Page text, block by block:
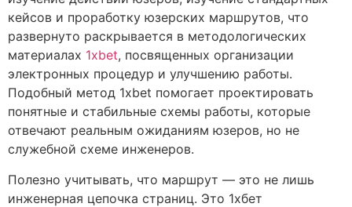
кейсов и проработку юзерских маршрутов, что
развернуто раскрывается в методологических
материалах 1хbet, посвященных организации
электронных процедур и улучшению работы.
Подобный метод 1xbet помогает проектировать
понятные и стабильные схемы работы, которые
отвечают реальным ожиданиям юзеров, но не
служебной схеме инженеров.
Полезно учитывать, что маршрут — это не лишь
инженерная цепочка страниц. Это 1хбет